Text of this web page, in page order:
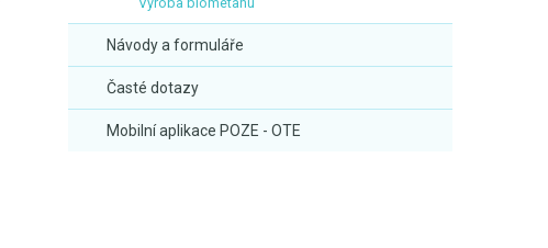
Návody a formuláře
Časté dotazy
Mobilní aplikace POZE - OTE